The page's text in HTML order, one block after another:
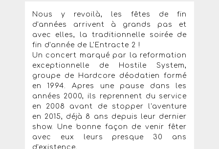
Nous y revoilà, les fêtes de fin
d'années arrivent à grands pas et
avec elles, la traditionnelle soirée de
fin d'année de L'Entracte 2 !
Un concert marqué par la reformation
exceptionnelle de Hostile System,
groupe de Hardcore déodatien formé
en 1994. Apres une pause dans les
années 2000, ils reprennent du service
en 2008 avant de stopper l'aventure
en 2015, déjà 8 ans depuis leur dernier
show. Une bonne façon de venir fêter
avec eux leurs presque 30 ans
d'existence.